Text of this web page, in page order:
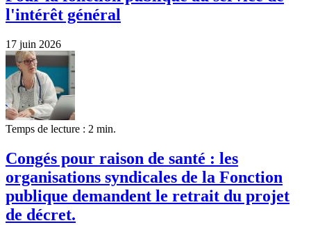
l'intérêt général
17 juin 2026
Temps de lecture : 2 min.
Congés pour raison de santé : les
organisations syndicales de la Fonction
publique demandent le retrait du projet
de décret.